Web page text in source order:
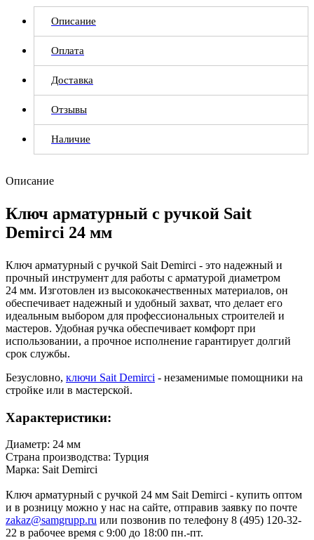
Описание
Оплата
Доставка
Отзывы
Наличие
Описание
Ключ арматурный с ручкой Sait
Demirci 24 мм
Ключ арматурный с ручкой Sait Demirci - это надежный и
прочный инструмент для работы с арматурой диаметром
24 мм. Изготовлен из высококачественных материалов, он
обеспечивает надежный и удобный захват, что делает его
идеальным выбором для профессиональных строителей и
мастеров. Удобная ручка обеспечивает комфорт при
использовании, а прочное исполнение гарантирует долгий
срок службы.
Безусловно, ключи Sait Demirci - незаменимые помощники на
стройке или в мастерской.
Характеристики:
Диаметр: 24 мм
Страна производства: Турция
Марка: Sait Demirci
Ключ арматурный с ручкой 24 мм Sait Demirci - купить оптом
и в розницу можно у нас на сайте, отправив заявку по почте
zakaz@samgrupp.ru или позвонив по телефону 8 (495) 120-32-
22 в рабочее время с 9:00 до 18:00 пн.-пт.